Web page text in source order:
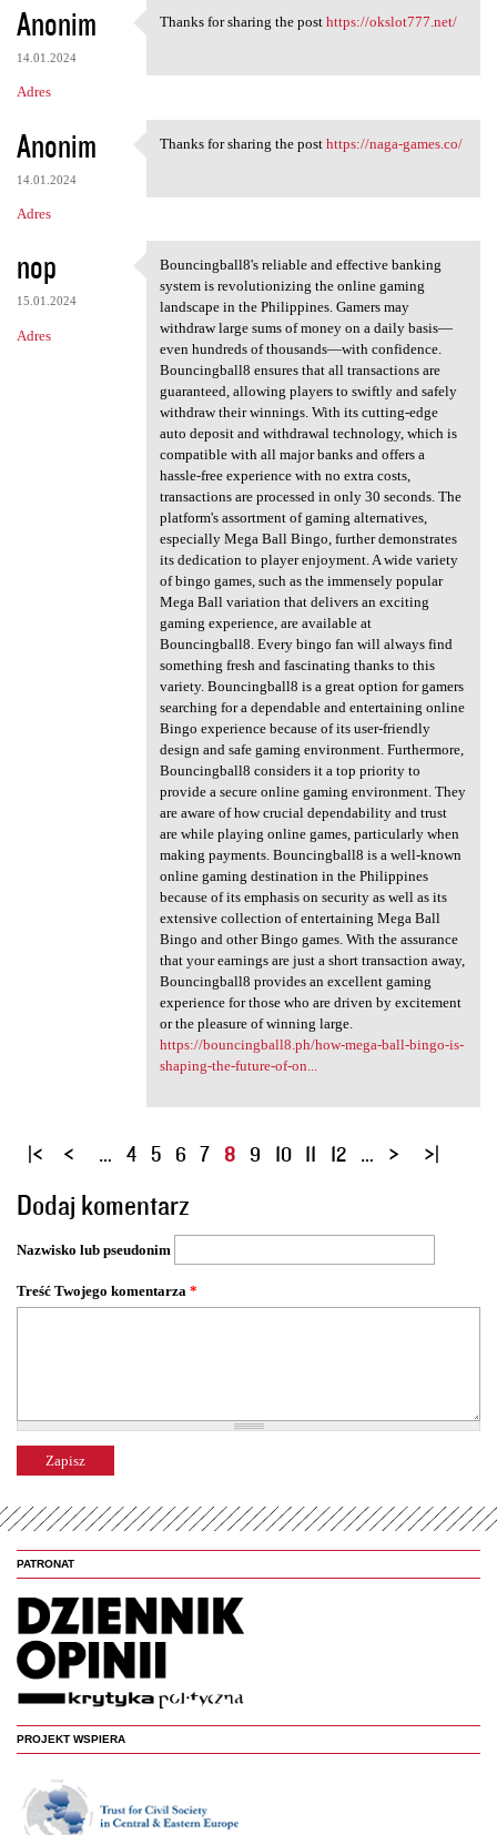
Anonim
14.01.2024
Adres
Thanks for sharing the post
Thanks for sharing the post https://okslot777.net/
Anonim
14.01.2024
Adres
Thanks for sharing the post
Thanks for sharing the post https://naga-games.co/
nop
15.01.2024
Adres
Bouncingball8's reliable and
Bouncingball8's reliable and effective banking
system is revolutionizing the online gaming
landscape in the Philippines. Gamers may
withdraw large sums of money on a daily basis—
even hundreds of thousands—with confidence.
Bouncingball8 ensures that all transactions are
guaranteed, allowing players to swiftly and safely
withdraw their winnings. With its cutting-edge
auto deposit and withdrawal technology, which is
compatible with all major banks and offers a
hassle-free experience with no extra costs,
transactions are processed in only 30 seconds. The
platform's assortment of gaming alternatives,
especially Mega Ball Bingo, further demonstrates
its dedication to player enjoyment. A wide variety
of bingo games, such as the immensely popular
Mega Ball variation that delivers an exciting
gaming experience, are available at
Bouncingball8. Every bingo fan will always find
something fresh and fascinating thanks to this
variety. Bouncingball8 is a great option for gamers
searching for a dependable and entertaining online
Bingo experience because of its user-friendly
design and safe gaming environment. Furthermore,
Bouncingball8 considers it a top priority to
provide a secure online gaming environment. They
are aware of how crucial dependability and trust
are while playing online games, particularly when
making payments. Bouncingball8 is a well-known
online gaming destination in the Philippines
because of its emphasis on security as well as its
extensive collection of entertaining Mega Ball
Bingo and other Bingo games. With the assurance
that your earnings are just a short transaction away,
Bouncingball8 provides an excellent gaming
experience for those who are driven by excitement
or the pleasure of winning large.
https://bouncingball8.ph/how-mega-ball-bingo-is-
shaping-the-future-of-on...
S
r
o
n
y
… 4 5 6 7 8 9 10 11 12 …
Dodaj komentarz
Nazwisko lub pseudonim
Treść Twojego komentarza *
PATRONAT
PROJEKT WSPIERA